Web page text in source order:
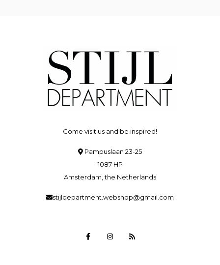
Come visit us and be inspired!
Pampuslaan 23-25
1087 HP
Amsterdam, the Netherlands
stijldepartment.webshop@gmail.com